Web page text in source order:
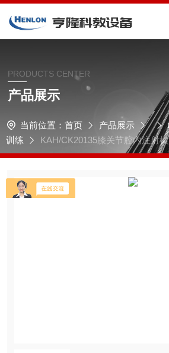
PRODUCTS CENTER
产品展示
当前位置： 首页 产品展示
训练
KAH/CK20135膝关节腔内注射